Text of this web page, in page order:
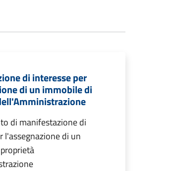
di interesse per
di un immobile di
di manifestazione di
l'assegnazione di un